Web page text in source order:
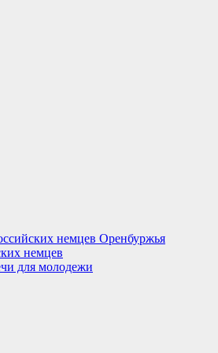
немцев Оренбуржья
немцев
для молодежи